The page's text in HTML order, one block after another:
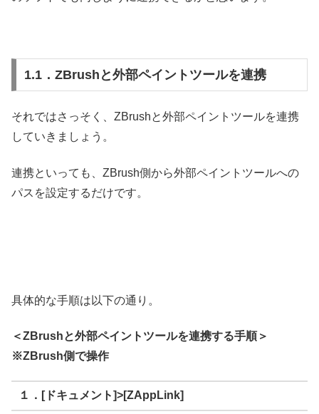
1.1．ZBrushと外部ペイントツールを連携
それではさっそく、ZBrushと外部ペイントツールを連携
していきましょう。
連携といっても、ZBrush側から外部ペイントツールへの
パスを設定するだけです。
具体的な手順は以下の通り。
＜ZBrushと外部ペイントツールを連携する手順＞
※ZBrush側で操作
１．[ドキュメント]>[ZAppLink]